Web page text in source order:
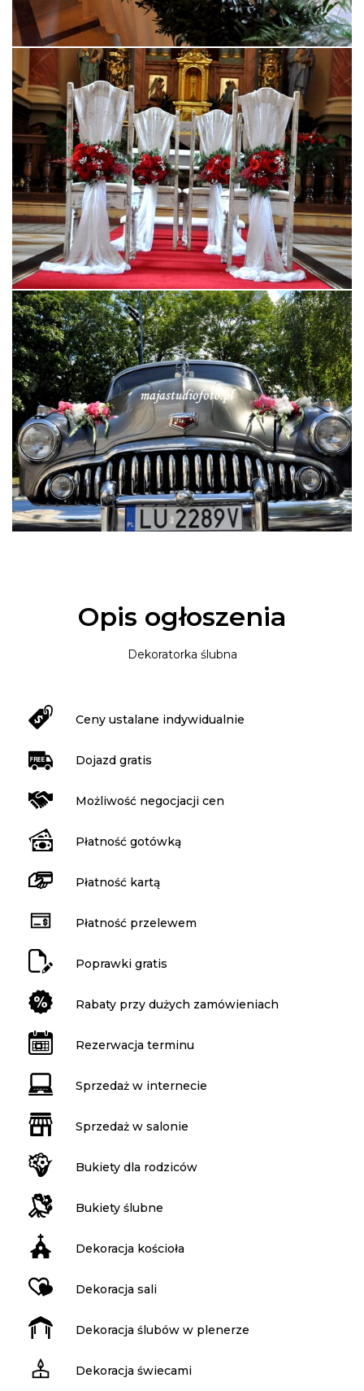
Opis ogłoszenia
Dekoratorka ślubna
Ceny ustalane indywidualnie
Dojazd gratis
Możliwość negocjacji cen
Płatność gotówką
Płatność kartą
Płatność przelewem
Poprawki gratis
Rabaty przy dużych zamówieniach
Rezerwacja terminu
Sprzedaż w internecie
Sprzedaż w salonie
Bukiety dla rodziców
Bukiety ślubne
Dekoracja kościoła
Dekoracja sali
Dekoracja ślubów w plenerze
Dekoracja świecami